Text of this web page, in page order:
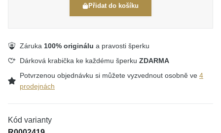
Přidat do košíku
Záruka 100% originálu a pravosti šperku
Dárková krabička ke každému šperku ZDARMA
Potvrzenou objednávku si můžete vyzvednout osobně ve 4
prodejnách
Kód varianty